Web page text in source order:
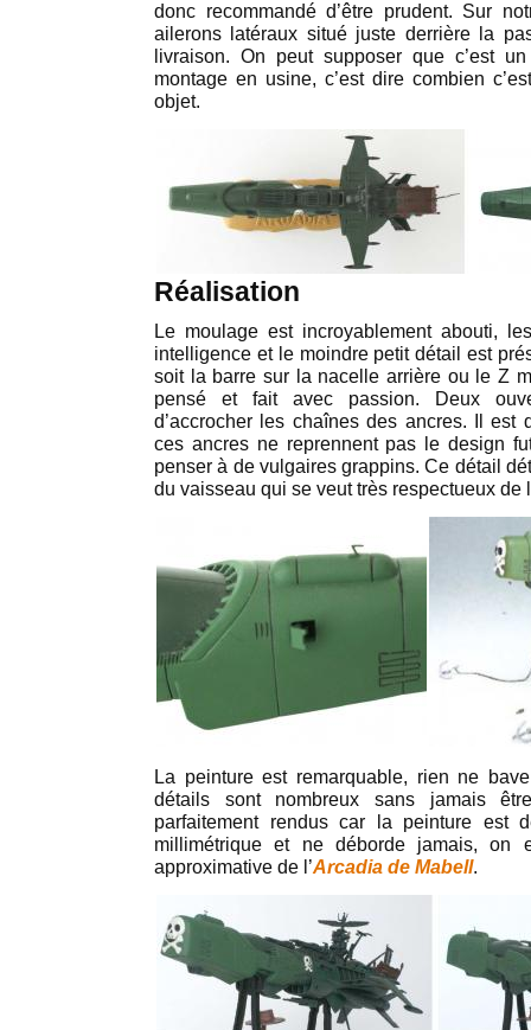
donc recommandé d’être prudent. Sur
ailerons latéraux situé juste derrière la
livraison. On peut supposer que c’est
montage en usine, c’est dire combien
objet.
Réalisation
Le moulage est incroyablement abouti,
intelligence et le moindre petit détail est
soit la barre sur la nacelle arrière ou le Z
pensé et fait avec passion. Deux
d’accrocher les chaînes des ancres. Il est
ces ancres ne reprennent pas le design
penser à de vulgaires grappins. Ce détail
du vaisseau qui se veut très respectueux
La peinture est remarquable, rien ne
détails sont nombreux sans jamais
parfaitement rendus car la peinture est
millimétrique et ne déborde jamais,
approximative de l’Arcadia de Mabell.